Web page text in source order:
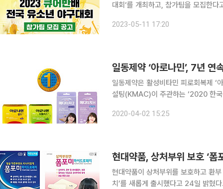
대회‘를 개최하고, 참가팀을 모집한다고 11일 밝혔다. 큐어반과 대한
야구위원회 소속 유소년 구단으로, 참
2023-05-11 17:20
일동제약 ‘아로나민’, 7년 연
일동제약은 활성비타민 피로회복제 ‘
설팅(KMAC)이 주관하는 ‘2020 한국
해 대한민국의 소비생활을 대표하는
2020-04-02 15:25
현대약품, 상처부위 보호 ‘폼
현대약품이 상처부위를 보호하고 환
치’를 새롭게 출시했다고 24일 밝혔